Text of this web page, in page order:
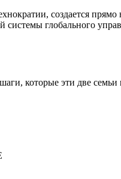
создается
глобального
которые эти две семьи